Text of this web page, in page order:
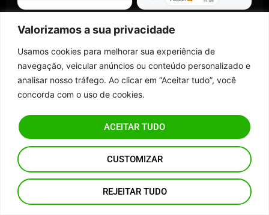
Valorizamos a sua privacidade
Usamos cookies para melhorar sua experiência de
navegação, veicular anúncios ou conteúdo personalizado e
analisar nosso tráfego. Ao clicar em “Aceitar tudo”, você
concorda com o uso de cookies.
CUSTOMIZAR
REJEITAR TUDO
ACEITAR TUDO